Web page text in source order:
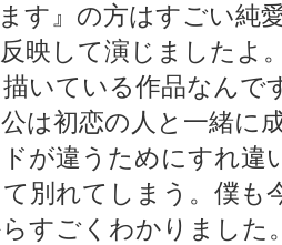
す』の方はすごい純
映して演じましたよ
いている作品なんで
は初恋の人と一緒に
が違うためにすれ違
別れてしまう。僕も
すごくわかりました